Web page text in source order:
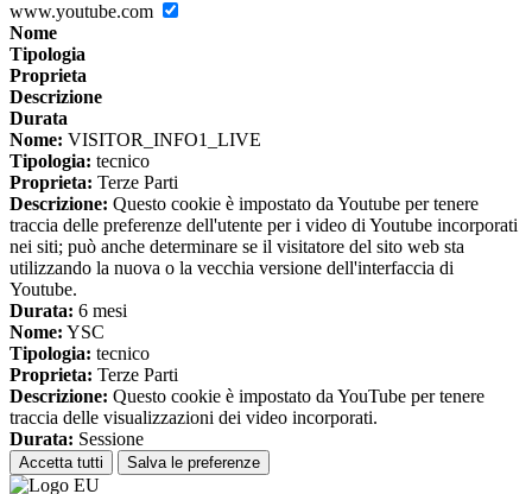
www.youtube.com
Nome
Tipologia
Proprieta
Descrizione
Durata
Nome: VISITOR_INFO1_LIVE
Tipologia: tecnico
Proprieta: Terze Parti
Descrizione: Questo cookie è impostato da Youtube per tenere
traccia delle preferenze dell'utente per i video di Youtube incorporati
nei siti; può anche determinare se il visitatore del sito web sta
utilizzando la nuova o la vecchia versione dell'interfaccia di
Youtube.
Durata: 6 mesi
Nome: YSC
Tipologia: tecnico
Proprieta: Terze Parti
Descrizione: Questo cookie è impostato da YouTube per tenere
traccia delle visualizzazioni dei video incorporati.
Durata: Sessione
Accetta tutti Salva le preferenze